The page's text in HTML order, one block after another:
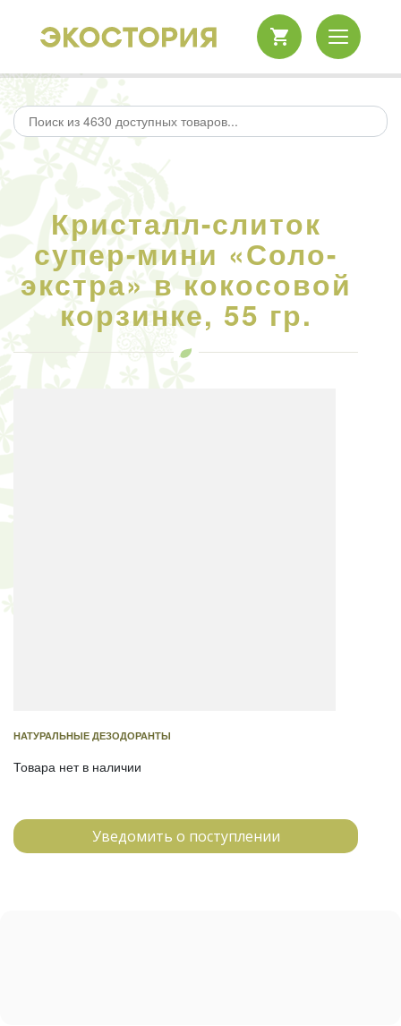
Кристалл-слиток
супер-мини «Соло-
экстра» в кокосовой
корзинке, 55 гр.
НАТУРАЛЬНЫЕ ДЕЗОДОРАНТЫ
Товара нет в наличии
Уведомить о поступлении